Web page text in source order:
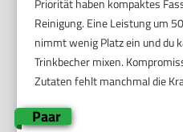
Priorität haben kompaktes
Reinigung. Eine Leistung um
nimmt wenig Platz ein und du
Trinkbecher mixen.
Zutaten fehlt manchmal die
Paar